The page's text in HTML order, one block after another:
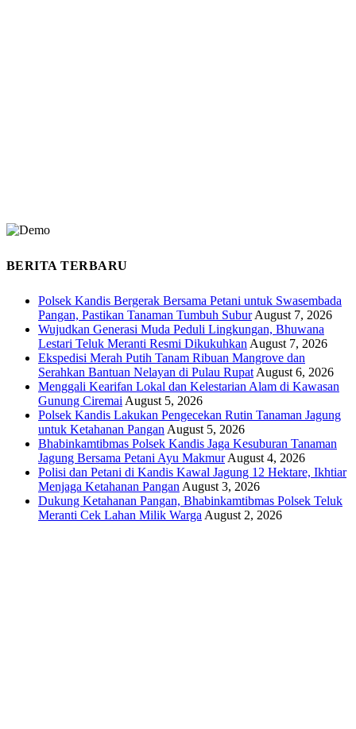
BERITA TERBARU
Polsek Kandis Bergerak Bersama Petani untuk Swasembada
Pangan, Pastikan Tanaman Tumbuh Subur August 7, 2026
Wujudkan Generasi Muda Peduli Lingkungan, Bhuwana
Lestari Teluk Meranti Resmi Dikukuhkan August 7, 2026
Ekspedisi Merah Putih Tanam Ribuan Mangrove dan
Serahkan Bantuan Nelayan di Pulau Rupat August 6, 2026
Menggali Kearifan Lokal dan Kelestarian Alam di Kawasan
Gunung Ciremai August 5, 2026
Polsek Kandis Lakukan Pengecekan Rutin Tanaman Jagung
untuk Ketahanan Pangan August 5, 2026
Bhabinkamtibmas Polsek Kandis Jaga Kesuburan Tanaman
Jagung Bersama Petani Ayu Makmur August 4, 2026
Polisi dan Petani di Kandis Kawal Jagung 12 Hektare, Ikhtiar
Menjaga Ketahanan Pangan August 3, 2026
Dukung Ketahanan Pangan, Bhabinkamtibmas Polsek Teluk
Meranti Cek Lahan Milik Warga August 2, 2026